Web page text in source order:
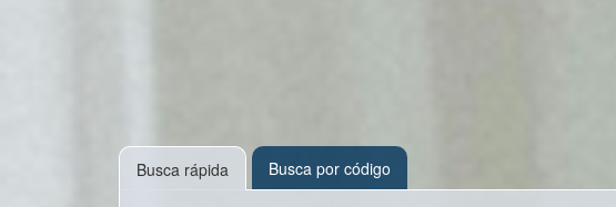
Busca rápida Busca por código